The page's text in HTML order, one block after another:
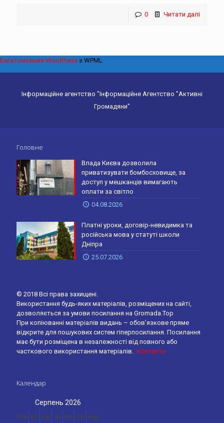
0 Читати далі
Інформаційне агентство "Інформаційне Агентство "Активні
Громадяни"
Головне
Влада Києва дозволила
приватизувати бомбосховище, за
доступ у мешканців вимагають
оплати за світло
04.08.2026
Платні уроки, договір-невидимка та
російська мова у статуті школи
Дніпра
25.07.2026
© 2018 Всі права захищені.
Використання будь-яких матеріалів, розміщених на сайті,
дозволяється за умови посилання на Gromada.Top
При копіюванні матеріалів видань – обов’язкове пряме
відкрите для пошукових систем гіперпосилання. Посилання
має бути розміщена в незалежності від повного або
часткового використання матеріалів. Контакти
Календар
Серпень 2026
Пн Вт Ср Чт Пт Сб Нд
Багатомовний WordPress з WPML